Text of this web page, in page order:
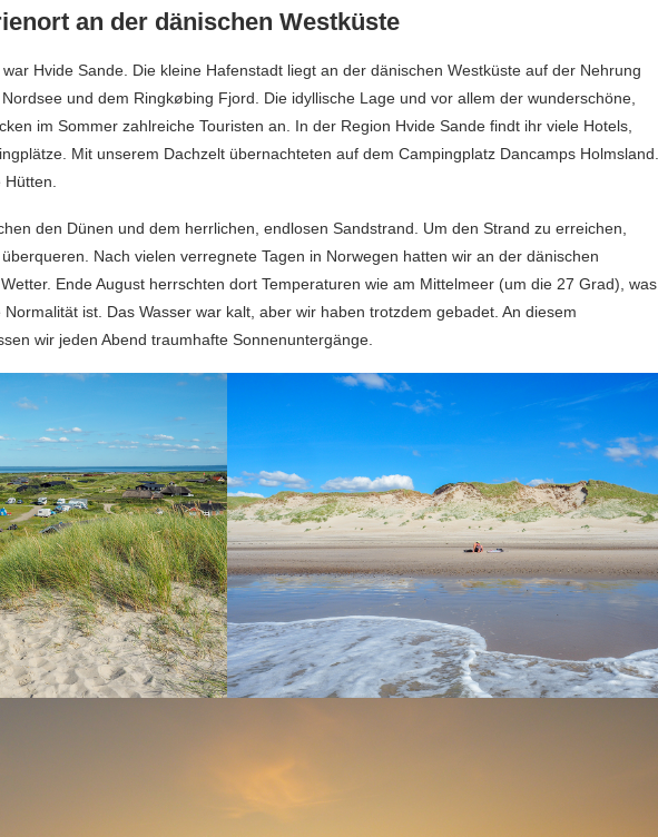
an der dänischen Westküste
Hvide Sande. Die kleine Hafenstadt liegt an der dänischen Westküste auf der Nehrung
und dem Ringkøbing Fjord. Die idyllische Lage und vor allem der wunderschöne,
im Sommer zahlreiche Touristen an. In der Region Hvide Sande findt ihr viele Hotels,
Mit unserem Dachzelt übernachteten auf dem Campingplatz Dancamps Holmsland.
den Dünen und dem herrlichen, endlosen Sandstrand. Um den Strand zu erreichen,
Nach vielen verregnete Tagen in Norwegen hatten wir an der dänischen
Ende August herrschten dort Temperaturen wie am Mittelmeer (um die 27 Grad), was
ist. Das Wasser war kalt, aber wir haben trotzdem gebadet. An diesem
wir jeden Abend traumhafte Sonnenuntergänge.